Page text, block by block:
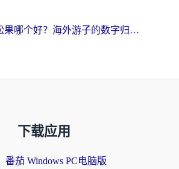
穿梭和松果哪个好？海外游子的数字归乡路，到底该怎么选
下载应用
番茄 Windows PC电脑版